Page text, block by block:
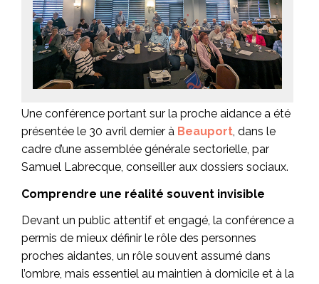
Une conférence portant sur la proche aidance a été
présentée le 30 avril dernier à Beauport , dans le
cadre d’une assemblée générale sectorielle, par
Samuel Labrecque, conseiller aux dossiers sociaux.
Comprendre une réalité souvent invisible
Devant un public attentif et engagé, la conférence a
permis de mieux définir le rôle des personnes
proches aidantes, un rôle souvent assumé dans
l’ombre, mais essentiel au maintien à domicile et à la